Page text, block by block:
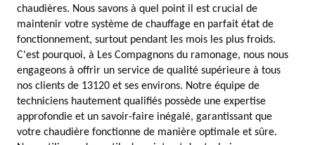
chaudières. Nous savons à quel point il est crucial de
maintenir votre système de chauffage en parfait état de
fonctionnement, surtout pendant les mois les plus froids.
C'est pourquoi, à Les Compagnons du ramonage, nous nous
engageons à offrir un service de qualité supérieure à tous
nos clients de 13120 et ses environs. Notre équipe de
techniciens hautement qualifiés possède une expertise
approfondie et un savoir-faire inégalé, garantissant que
votre chaudière fonctionne de manière optimale et sûre.